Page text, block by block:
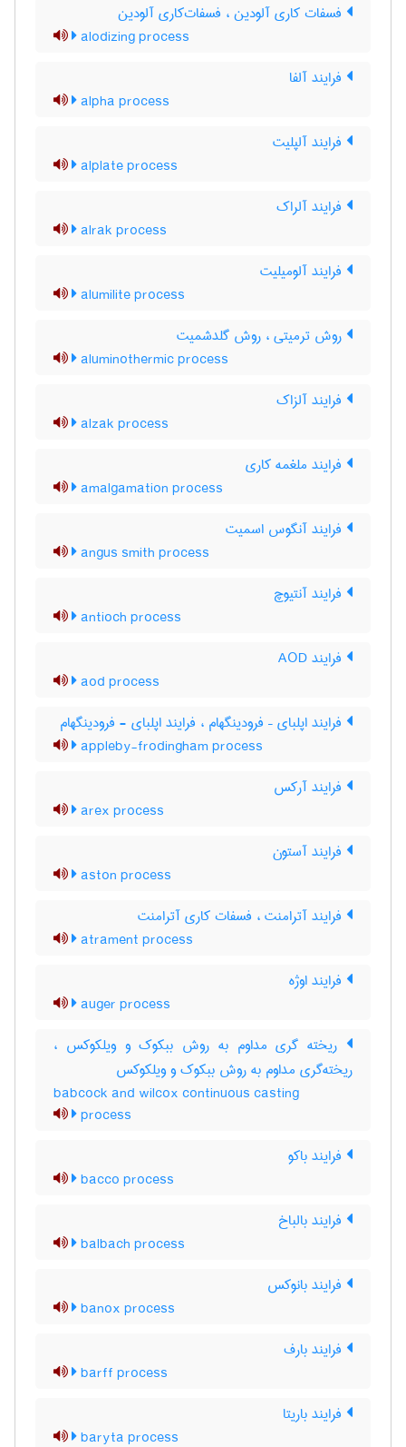
فسفات کاری آلودین ، فسفات‌کاری آلودین
alodizing process
فرایند آلفا
alpha process
فرایند آلپلیت
alplate process
فرایند آلراک
alrak process
فرایند آلومیلیت
alumilite process
روش ترمیتی ، روش گلدشمیت
aluminothermic process
فرایند آلزاک
alzak process
فرایند ملغمه کاری
amalgamation process
فرایند آنگوس اسمیت
angus smith process
فرایند آنتیوچ
antioch process
فرایند AOD
aod process
فرایند اپلبای – فرودینگهام ، فرایند اپلبای - فرودینگهام
appleby-frodingham process
فرایند آرکس
arex process
فرایند آستون
aston process
فرایند آترامنت ، فسفات کاری آترامنت
atrament process
فرایند اوژه
auger process
ریخته گری مداوم به روش ببکوک و ویلکوکس ،
ریخته‌گری مداوم به روش ببکوک و ویلکوکس
babcock and wilcox continuous casting
process
فرایند باکو
bacco process
فرایند بالباخ
balbach process
فرایند بانوکس
banox process
فرایند بارف
barff process
فرایند باریتا
baryta process